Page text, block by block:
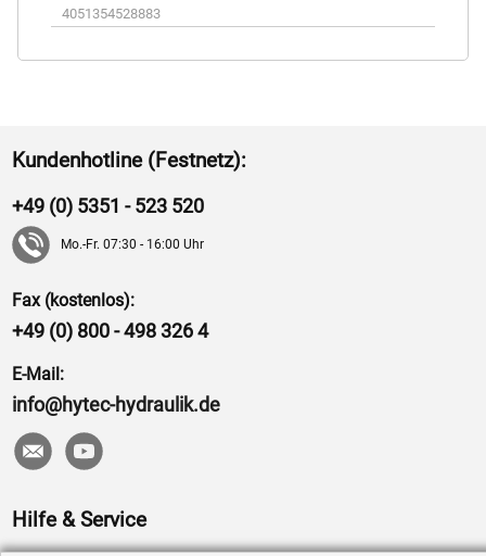
4051354528883
Kundenhotline (Festnetz):
+49 (0) 5351 - 523 520
Mo.-Fr. 07:30 - 16:00 Uhr
Fax (kostenlos):
+49 (0) 800 - 498 326 4
E-Mail:
info@hytec-hydraulik.de
Hilfe & Service